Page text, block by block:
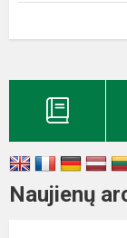
Naujienų